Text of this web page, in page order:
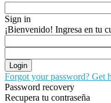
Sign in
¡Bienvenido! Ingresa en tu
Forgot your password? Get
Password recovery
Recupera tu contraseña